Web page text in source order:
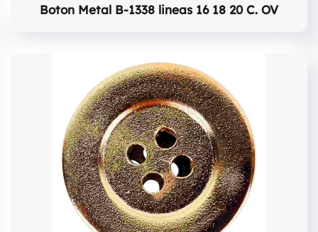
Boton Metal B-1338 lineas 16 18 20 C. OV